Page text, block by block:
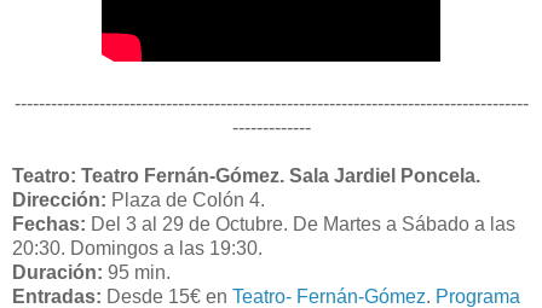
-------------------------------------------------------------------------------------
-------------
Teatro: Teatro Fernán-Gómez. Sala Jardiel Poncela.
Dirección: Plaza de Colón 4.
Fechas: Del 3 al 29 de Octubre. De Martes a Sábado a las
20:30. Domingos a las 19:30.
Duración: 95 min.
Entradas: Desde 15€ en Teatro- Fernán-Gómez. Programa